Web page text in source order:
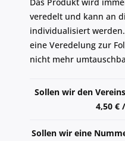
Das Produkt wird
veredelt und kann an
individualisiert
eine Veredelung zur
nicht mehr
Sollen wir den
4,50 €
Sollen wir eine